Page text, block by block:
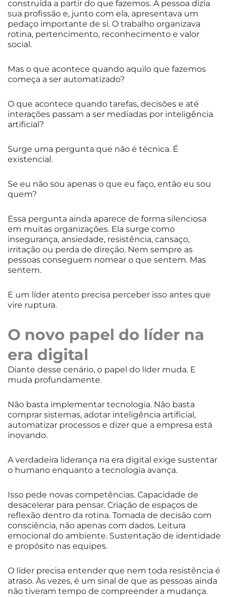
construída a partir do que fazemos. A pessoa dizia
sua profissão e, junto com ela, apresentava um
pedaço importante de si. O trabalho organizava
rotina, pertencimento, reconhecimento e valor
social.
Mas o que acontece quando aquilo que fazemos
começa a ser automatizado?
O que acontece quando tarefas, decisões e até
interações passam a ser mediadas por inteligência
artificial?
Surge uma pergunta que não é técnica. É
existencial.
Se eu não sou apenas o que eu faço, então eu sou
quem?
Essa pergunta ainda aparece de forma silenciosa
em muitas organizações. Ela surge como
insegurança, ansiedade, resistência, cansaço,
irritação ou perda de direção. Nem sempre as
pessoas conseguem nomear o que sentem. Mas
sentem.
E um líder atento precisa perceber isso antes que
vire ruptura.
O novo papel do líder na
era digital
Diante desse cenário, o papel do líder muda. E
muda profundamente.
Não basta implementar tecnologia. Não basta
comprar sistemas, adotar inteligência artificial,
automatizar processos e dizer que a empresa está
inovando.
A verdadeira liderança na era digital exige sustentar
o humano enquanto a tecnologia avança.
Isso pede novas competências. Capacidade de
desacelerar para pensar. Criação de espaços de
reflexão dentro da rotina. Tomada de decisão com
consciência, não apenas com dados. Leitura
emocional do ambiente. Sustentação de identidade
e propósito nas equipes.
O líder precisa entender que nem toda resistência é
atraso. Às vezes, é um sinal de que as pessoas ainda
não tiveram tempo de compreender a mudança.